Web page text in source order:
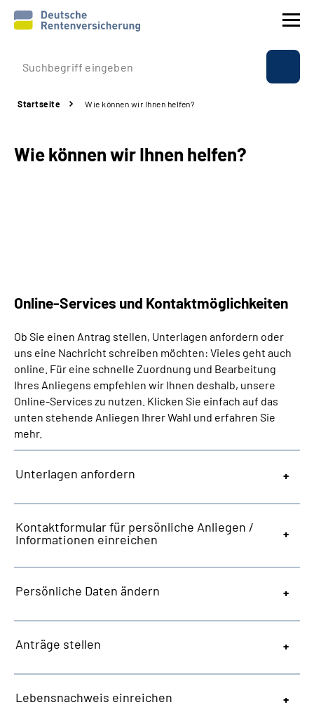
Prävention
Rente
Online-Services
Suche
Language
Inhalte in Gebärdensprache (DGS)
Mein Kundenportal
Startseite Wie können wir Ihnen helfen?
Wie können wir Ihnen helfen?
Online-Services und Kontaktmöglichkeiten
Ob Sie einen Antrag stellen, Unterlagen anfordern oder
uns eine Nachricht schreiben möchten: Vieles geht auch
online. Für eine schnelle Zuordnung und Bearbeitung
Ihres Anliegens empfehlen wir Ihnen deshalb, unsere
Online-Services zu nutzen. Klicken Sie einfach auf das
unten stehende Anliegen Ihrer Wahl und erfahren Sie
mehr.
Unterlagen anfordern
Kontaktformular für persönliche Anliegen /
Informationen einreichen
Persönliche Daten ändern
Anträge stellen
Lebensnachweis einreichen